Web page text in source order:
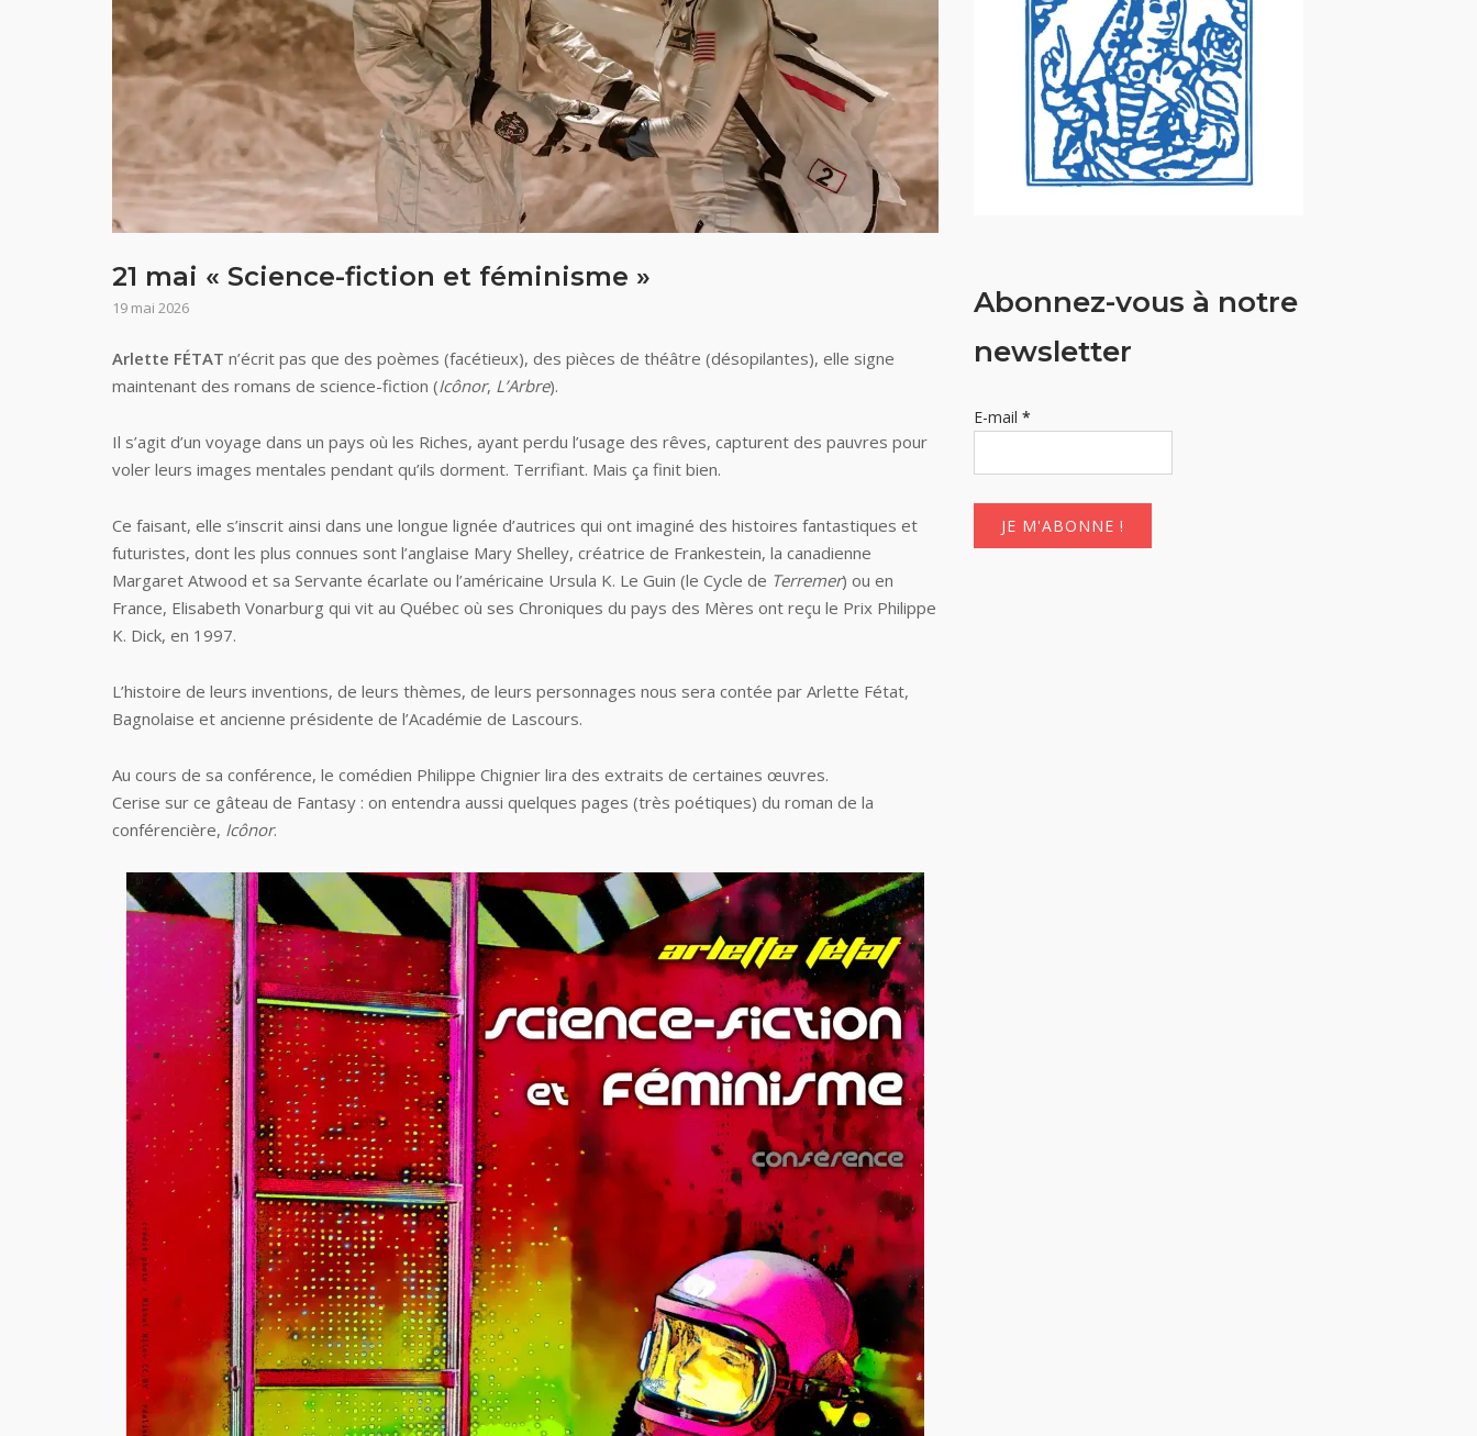
21 mai « Science-fiction et féminisme »
19 mai 2026
Arlette FÉTAT n’écrit pas que des poèmes (facétieux), des pièces de théâtre (désopilantes), elle signe
maintenant des romans de science-fiction (Icônor, L’Arbre).
Il s’agit d’un voyage dans un pays où les Riches, ayant perdu l’usage des rêves, capturent des pauvres pour
voler leurs images mentales pendant qu’ils dorment. Terrifiant. Mais ça finit bien.
Ce faisant, elle s’inscrit ainsi dans une longue lignée d’autrices qui ont imaginé des histoires fantastiques et
futuristes, dont les plus connues sont l’anglaise Mary Shelley, créatrice de Frankestein, la canadienne
Margaret Atwood et sa Servante écarlate ou l’américaine Ursula K. Le Guin (le Cycle de Terremer) ou en
France, Elisabeth Vonarburg qui vit au Québec où ses Chroniques du pays des Mères ont reçu le Prix Philippe
K. Dick, en 1997.
L’histoire de leurs inventions, de leurs thèmes, de leurs personnages nous sera contée par Arlette Fétat,
Bagnolaise et ancienne présidente de l’Académie de Lascours.
Au cours de sa conférence, le comédien Philippe Chignier lira des extraits de certaines œuvres.
Cerise sur ce gâteau de Fantasy : on entendra aussi quelques pages (très poétiques) du roman de la
conférencière, Icônor.
Abonnez-vous à notre
newsletter
E-mail *